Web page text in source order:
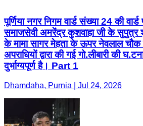
पूर्णिया नगर निगम वार्ड संख्या 24 की वार्ड
समाजसेवी अमरेंद्र कुशवाहा जी के सुपुत्र
के मामा सागर मेहता के ऊपर नेवलाल चौक
अपराधियों द्वारा की गई गो.लीबारी की
दुर्भाग्यपूर्ण है। Part 1
Dhamdaha, Purnia | Jul 24, 2026